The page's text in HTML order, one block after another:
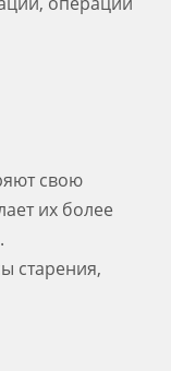
свою
их более
старения,